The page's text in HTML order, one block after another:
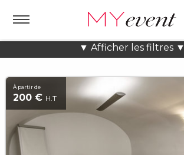
▼ Afficher les filtres ▼
Location lieux et salles atypiques
À partir de
200 € H.T